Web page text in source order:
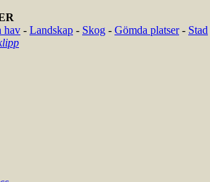
hav - Landskap - Skog - Gömda platser- Stad